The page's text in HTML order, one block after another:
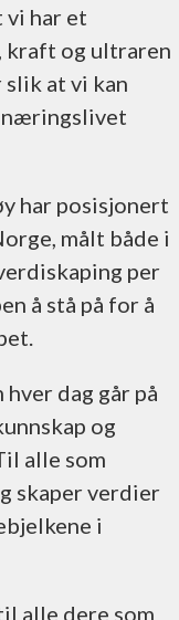
vi har et
kraft og ultraren
at vi kan
næringslivet
har posisjonert
målt både i
per
å stå på for å
dag går på
og
alle som
skaper verdier
i
alle dere som